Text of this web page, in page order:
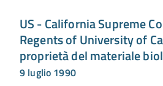
US - California Supreme
Regents of University of
proprietà del materiale
9 luglio 1990